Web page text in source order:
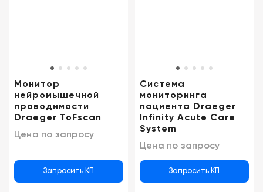
Монитор
нейромышечной
проводимости
Draeger ToFscan
Цена по запросу
Запросить КП
Система
мониторинга
пациента Draeger
Infinity Acute Care
System
Цена по запросу
Запросить КП